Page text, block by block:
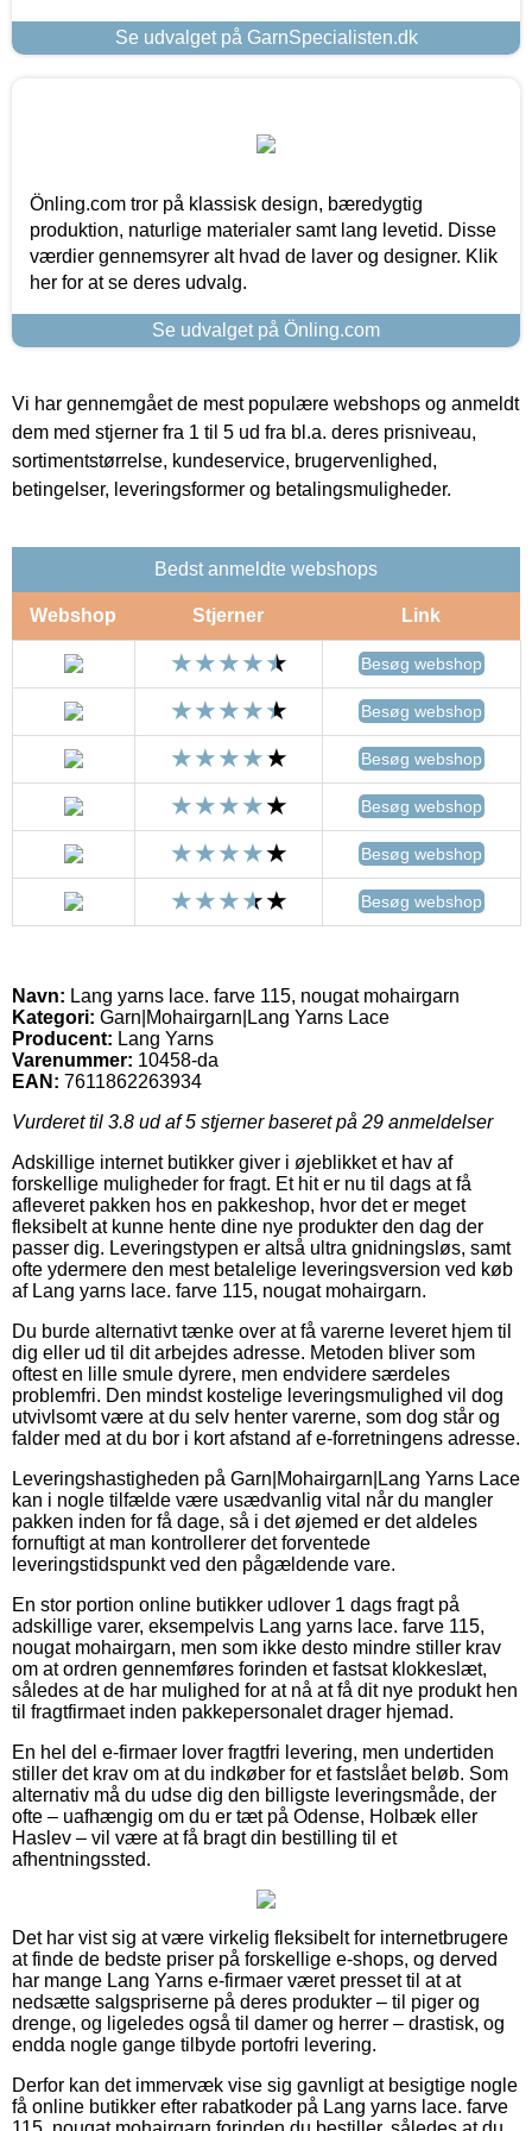
Se udvalget på GarnSpecialisten.dk
Önling.com tror på klassisk design, bæredygtig
produktion, naturlige materialer samt lang levetid. Disse
værdier gennemsyrer alt hvad de laver og designer. Klik
her for at se deres udvalg.
Se udvalget på Önling.com
Vi har gennemgået de mest populære webshops og anmeldt
dem med stjerner fra 1 til 5 ud fra bl.a. deres prisniveau,
sortimentstørrelse, kundeservice, brugervenlighed,
betingelser, leveringsformer og betalingsmuligheder.
Bedst anmeldte webshops
Webshop Stjerner Link
Besøg webshop
Besøg webshop
Besøg webshop
Besøg webshop
Besøg webshop
Besøg webshop
Navn: Lang yarns lace. farve 115, nougat mohairgarn
Kategori: Garn|Mohairgarn|Lang Yarns Lace
Producent: Lang Yarns
Varenummer: 10458-da
EAN: 7611862263934
Vurderet til 3.8 ud af 5 stjerner baseret på 29 anmeldelser
Adskillige internet butikker giver i øjeblikket et hav af
forskellige muligheder for fragt. Et hit er nu til dags at få
afleveret pakken hos en pakkeshop, hvor det er meget
fleksibelt at kunne hente dine nye produkter den dag der
passer dig. Leveringstypen er altså ultra gnidningsløs, samt
ofte ydermere den mest betalelige leveringsversion ved køb
af Lang yarns lace. farve 115, nougat mohairgarn.
Du burde alternativt tænke over at få varerne leveret hjem til
dig eller ud til dit arbejdes adresse. Metoden bliver som
oftest en lille smule dyrere, men endvidere særdeles
problemfri. Den mindst kostelige leveringsmulighed vil dog
utvivlsomt være at du selv henter varerne, som dog står og
falder med at du bor i kort afstand af e-forretningens adresse.
Leveringshastigheden på Garn|Mohairgarn|Lang Yarns Lace
kan i nogle tilfælde være usædvanlig vital når du mangler
pakken inden for få dage, så i det øjemed er det aldeles
fornuftigt at man kontrollerer det forventede
leveringstidspunkt ved den pågældende vare.
En stor portion online butikker udlover 1 dags fragt på
adskillige varer, eksempelvis Lang yarns lace. farve 115,
nougat mohairgarn, men som ikke desto mindre stiller krav
om at ordren gennemføres forinden et fastsat klokkeslæt,
således at de har mulighed for at nå at få dit nye produkt hen
til fragtfirmaet inden pakkepersonalet drager hjemad.
En hel del e-firmaer lover fragtfri levering, men undertiden
stiller det krav om at du indkøber for et fastslået beløb. Som
alternativ må du udse dig den billigste leveringsmåde, der
ofte – uafhængig om du er tæt på Odense, Holbæk eller
Haslev – vil være at få bragt din bestilling til et
afhentningssted.
Det har vist sig at være virkelig fleksibelt for internetbrugere
at finde de bedste priser på forskellige e-shops, og derved
har mange Lang Yarns e-firmaer været presset til at at
nedsætte salgspriserne på deres produkter – til piger og
drenge, og ligeledes også til damer og herrer – drastisk, og
endda nogle gange tilbyde portofri levering.
Derfor kan det immervæk vise sig gavnligt at besigtige nogle
få online butikker efter rabatkoder på Lang yarns lace. farve